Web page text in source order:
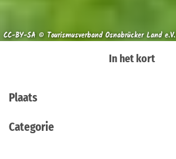
CC-BY-SA © Tourismusverband Osnabrücker Land e.V.
In het kort
Plaats
Categorie